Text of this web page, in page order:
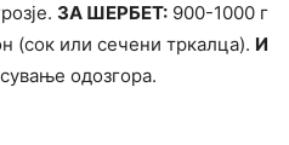
ЗА ШЕРБЕТ: 900-1000 г
(сок или сечени тркалца). И
одозгора.